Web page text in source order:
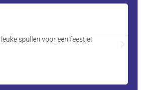
spullen voor een feestje!